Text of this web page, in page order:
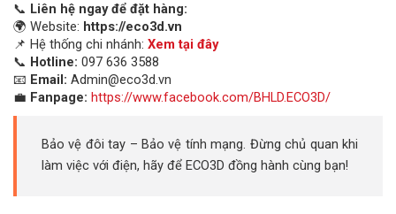
📞 Liên hệ ngay để đặt hàng:
🌍 Website: https://eco3d.vn
📌 Hệ thống chi nhánh: Xem tại đây
📞 Hotline: 097 636 3588
📧 Email: Admin@eco3d.vn
💼 Fanpage: https://www.facebook.com/BHLD.ECO3D/
Bảo vệ đôi tay – Bảo vệ tính mạng. Đừng chủ quan khi
làm việc với điện, hãy để ECO3D đồng hành cùng bạn!